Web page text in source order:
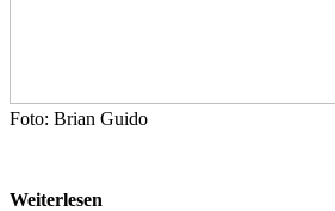
Foto: Brian Guido
Weiterlesen